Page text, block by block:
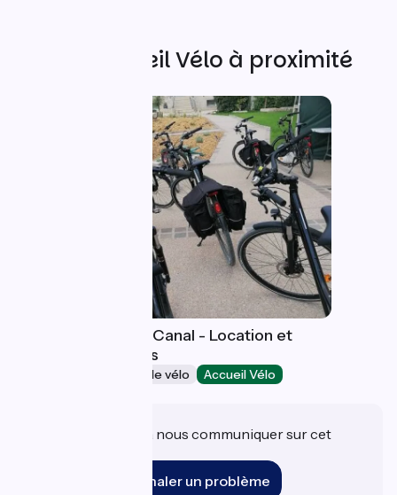
Autres Accueil Vélo à proximité
La Maison du Pont Canal - Location et
réparation de vélos
Loueurs/réparateurs de vélo Accueil Vélo
Une information à nous communiquer sur cet
Signaler un problème